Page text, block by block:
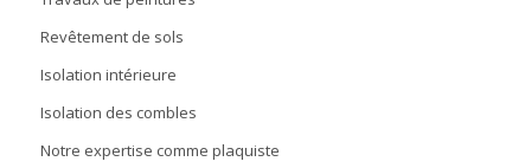
Revêtement de sols
Isolation intérieure
Isolation des combles
Notre expertise comme plaquiste